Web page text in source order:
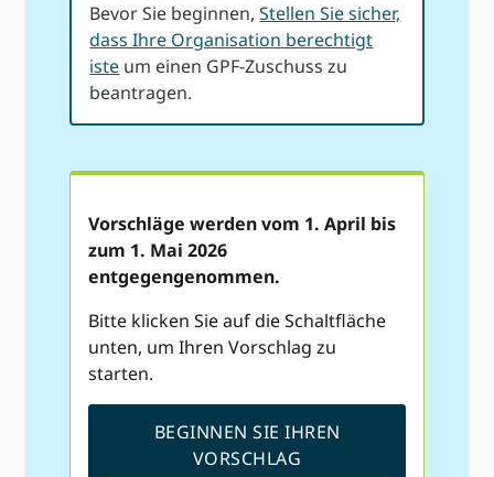
Bevor Sie beginnen,Stellen Sie sicher,
dass Ihre Organisation berechtigt
iste um einen GPF-Zuschuss zu
beantragen.
Vorschläge werden vom 1. April bis
zum 1. Mai 2026
entgegengenommen.
Bitte klicken Sie auf die Schaltfläche
unten, um Ihren Vorschlag zu
starten.
BEGINNEN SIE IHREN
VORSCHLAG